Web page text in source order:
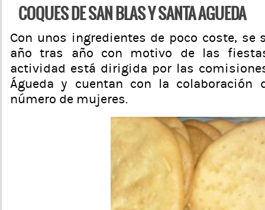
COQUES DE SAN BLAS Y SANTA AGUEDA
Con unos ingredientes de poco coste, se
año tras año con motivo de las
actividad está dirigida por las
Águeda y cuentan con la colaboración
número de mujeres.